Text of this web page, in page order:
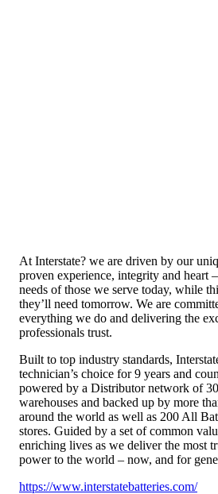
At Interstate? we are driven by our
proven experience, integrity and heart
needs of those we serve today, while
they’ll need tomorrow. We are
everything we do and delivering the
professionals trust.
Built to top industry standards,
technician’s choice for 9 years and
powered by a Distributor network of
warehouses and backed up by more
around the world as well as 200 All
stores. Guided by a set of common
enriching lives as we deliver the most
power to the world – now, and for
https://www.interstatebatteries.com/